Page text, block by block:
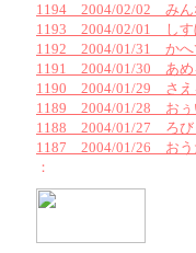
1194 2004/02/02 みん
1193 2004/02/01 しす
1192 2004/01/31 かへ
1191 2004/01/30 あめ
1190 2004/01/29 さえ
1189 2004/01/28 おぅ
1188 2004/01/27 ろび
1187 2004/01/26 おう
：